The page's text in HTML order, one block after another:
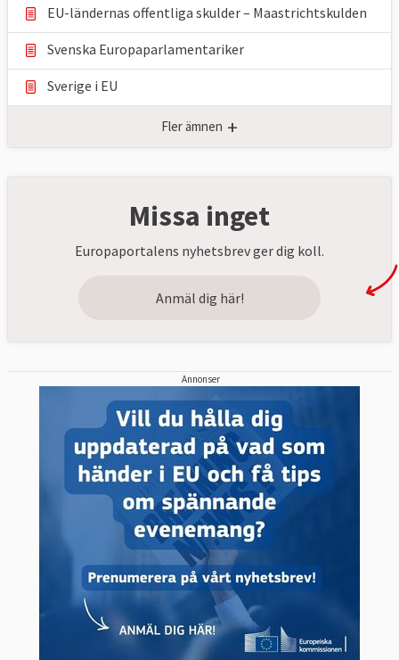
EU-ländernas offentliga skulder – Maastrichtskulden
Svenska Europaparlamentariker
Sverige i EU
Fler ämnen +
Missa inget
Europaportalens nyhetsbrev ger dig koll.
Anmäl dig här!
Annonser